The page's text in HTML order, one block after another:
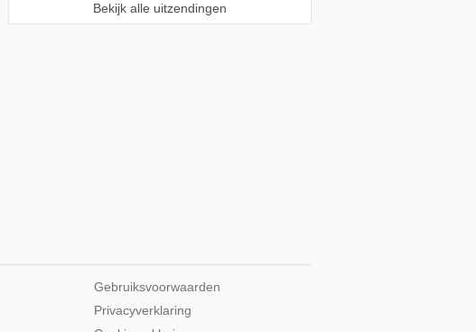
Bekijk alle uitzendingen
Gebruiksvoorwaarden
Privacyverklaring